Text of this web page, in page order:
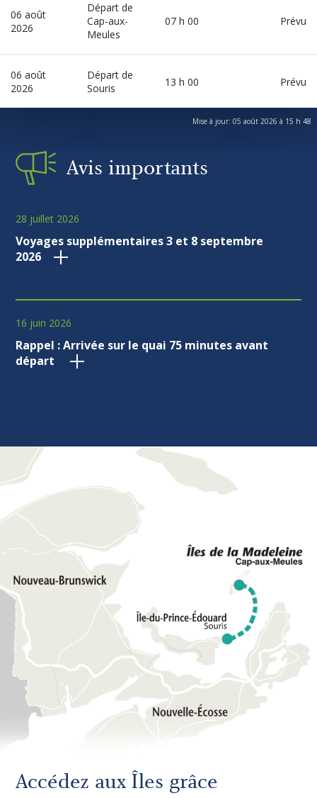
Infolettre
Nous joindre
06 août
2026
Départ de
Cap-aux-
Meules
07 h 00 Prévu
06 août
2026
Départ de
Souris
13 h 00 Prévu
Mise à jour: 05 août 2026 à 15 h 48
Avis importants
28 juillet 2026
Voyages supplémentaires 3 et 8 septembre
2026
16 juin 2026
Rappel : Arrivée sur le quai 75 minutes avant
départ
Accédez aux Îles grâce